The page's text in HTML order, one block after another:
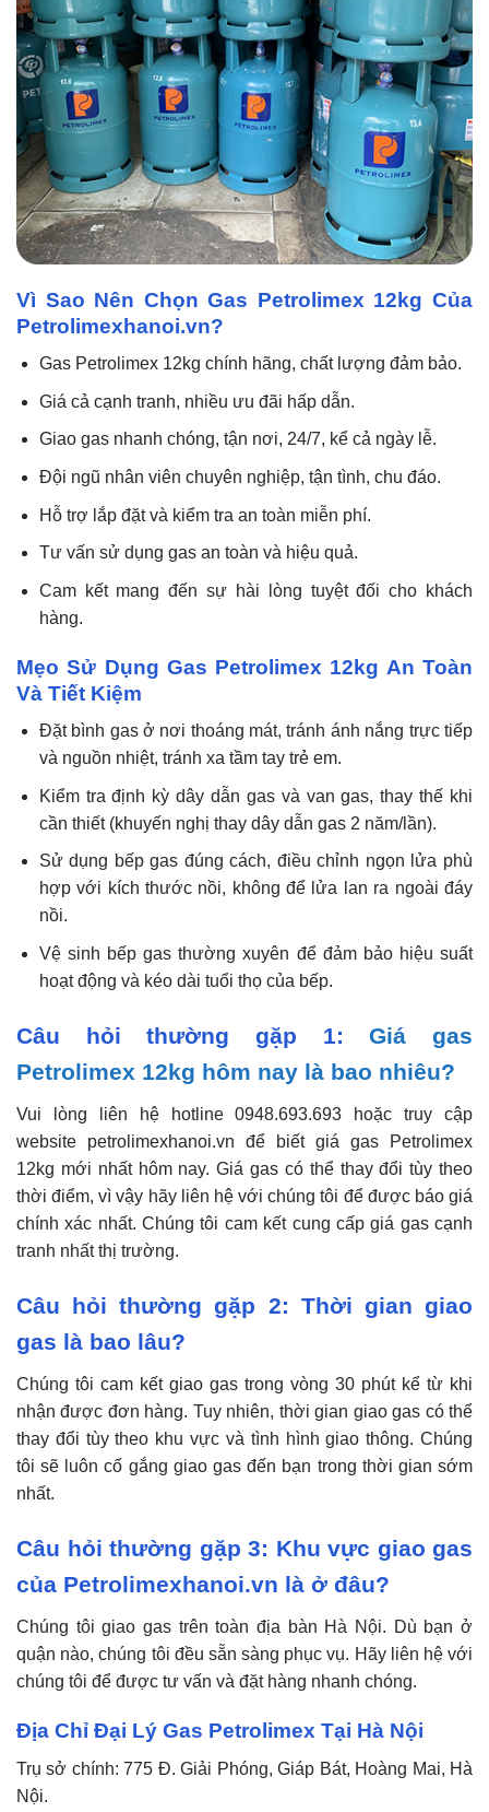
Vì Sao Nên Chọn Gas Petrolimex 12kg Của
Petrolimexhanoi.vn?
Gas Petrolimex 12kg chính hãng, chất lượng đảm bảo.
Giá cả cạnh tranh, nhiều ưu đãi hấp dẫn.
Giao gas nhanh chóng, tận nơi, 24/7, kể cả ngày lễ.
Đội ngũ nhân viên chuyên nghiệp, tận tình, chu đáo.
Hỗ trợ lắp đặt và kiểm tra an toàn miễn phí.
Tư vấn sử dụng gas an toàn và hiệu quả.
Cam kết mang đến sự hài lòng tuyệt đối cho khách
hàng.
Mẹo Sử Dụng Gas Petrolimex 12kg An Toàn
Và Tiết Kiệm
Đặt bình gas ở nơi thoáng mát, tránh ánh nắng trực tiếp
và nguồn nhiệt, tránh xa tầm tay trẻ em.
Kiểm tra định kỳ dây dẫn gas và van gas, thay thế khi
cần thiết (khuyến nghị thay dây dẫn gas 2 năm/lần).
Sử dụng bếp gas đúng cách, điều chỉnh ngọn lửa phù
hợp với kích thước nồi, không để lửa lan ra ngoài đáy
nồi.
Vệ sinh bếp gas thường xuyên để đảm bảo hiệu suất
hoạt động và kéo dài tuổi thọ của bếp.
Câu hỏi thường gặp 1:Giá gas
Petrolimex 12kg hôm nay là bao nhiêu?
Vui lòng liên hệ hotline 0948.693.693 hoặc truy cập
website petrolimexhanoi.vn để biết giá gas Petrolimex
12kg mới nhất hôm nay. Giá gas có thể thay đổi tùy theo
thời điểm, vì vậy hãy liên hệ với chúng tôi để được báo giá
chính xác nhất. Chúng tôi cam kết cung cấp giá gas cạnh
tranh nhất thị trường.
Câu hỏi thường gặp 2: Thời gian giao
gas là bao lâu?
Chúng tôi cam kết giao gas trong vòng 30 phút kể từ khi
nhận được đơn hàng. Tuy nhiên, thời gian giao gas có thể
thay đổi tùy theo khu vực và tình hình giao thông. Chúng
tôi sẽ luôn cố gắng giao gas đến bạn trong thời gian sớm
nhất.
Câu hỏi thường gặp 3: Khu vực giao gas
của Petrolimexhanoi.vn là ở đâu?
Chúng tôi giao gas trên toàn địa bàn Hà Nội. Dù bạn ở
quận nào, chúng tôi đều sẵn sàng phục vụ. Hãy liên hệ với
chúng tôi để được tư vấn và đặt hàng nhanh chóng.
Địa Chỉ Đại Lý Gas Petrolimex Tại Hà Nội
Trụ sở chính: 775 Đ. Giải Phóng, Giáp Bát, Hoàng Mai, Hà
Nội.